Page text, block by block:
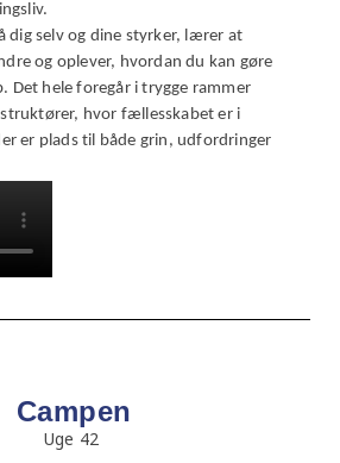
dig selv og dine styrker, lærer at
og oplever, hvordan du kan gøre
Det hele foregår i trygge rammer
hvor fællesskabet er i
er plads til både grin, udfordringer
Campen
Uge 42